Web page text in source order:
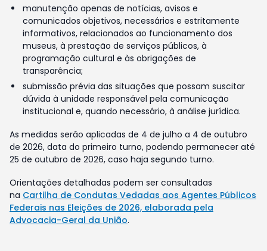
manutenção apenas de notícias, avisos e
comunicados objetivos, necessários e estritamente
informativos, relacionados ao funcionamento dos
museus, à prestação de serviços públicos, à
programação cultural e às obrigações de
transparência;
submissão prévia das situações que possam suscitar
dúvida à unidade responsável pela comunicação
institucional e, quando necessário, à análise jurídica.
As medidas serão aplicadas de 4 de julho a 4 de outubro
de 2026, data do primeiro turno, podendo permanecer até
25 de outubro de 2026, caso haja segundo turno.
Orientações detalhadas podem ser consultadas
na Cartilha de Condutas Vedadas aos Agentes Públicos
Federais nas Eleições de 2026, elaborada pela
Advocacia-Geral da União.